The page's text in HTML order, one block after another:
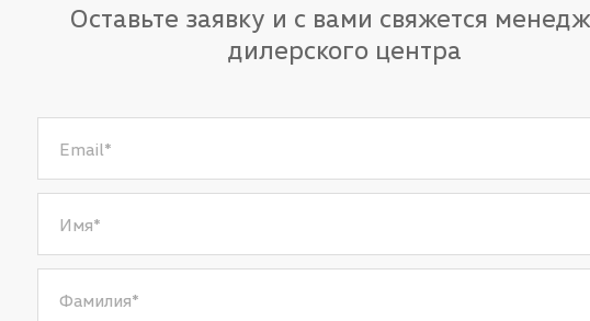
Оставьте заявку и с вами свяжется
дилерского центра
Email*
Имя*
Фамилия*